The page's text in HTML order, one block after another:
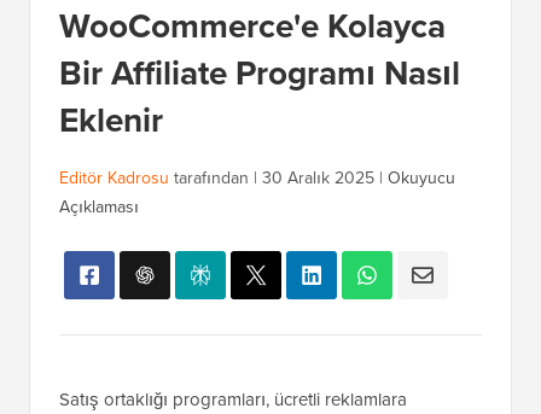
WooCommerce'e Kolayca
Bir Affiliate Programı Nasıl
Eklenir
Editör Kadrosu tarafından | 30 Aralık 2025 | Okuyucu
Açıklaması
Satış ortaklığı programları, ücretli reklamlara